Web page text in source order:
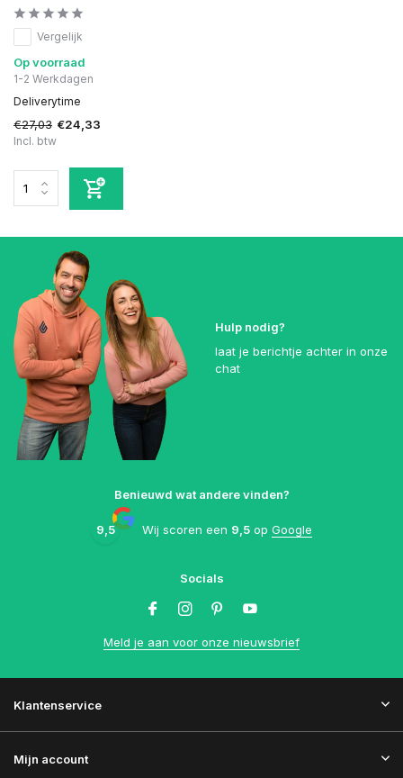
Vergelijk
Op voorraad
1-2 Werkdagen
Deliverytime
€27,03 €24,33
Incl. btw
Hulp nodig?
laat je berichtje achter in onze
chat
Benieuwd wat andere vinden?
9,5 Wij scoren een 9,5 op Google
Socials
Meld je aan voor onze nieuwsbrief
Klantenservice
Mijn account